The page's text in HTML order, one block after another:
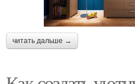
читать дальше →